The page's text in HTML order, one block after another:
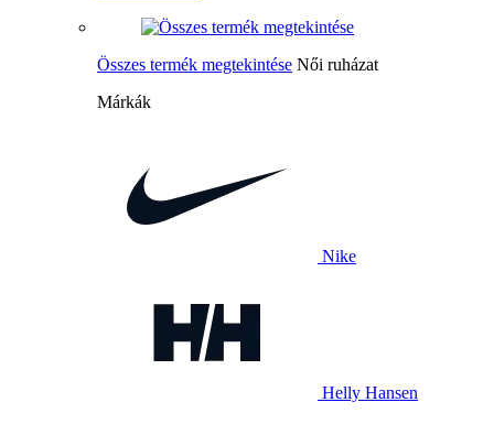
Összes termék megtekintése Női ruházat
Márkák
Nike
Helly Hansen